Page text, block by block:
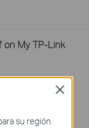
on My TP-Link
Connected
su región.
Close